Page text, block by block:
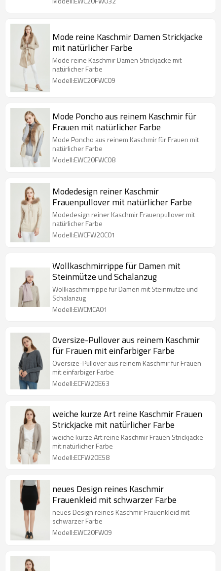
Mode reine Kaschmir Damen Strickjacke
mit natürlicher Farbe
Mode reine Kaschmir Damen Strickjacke mit
natürlicher Farbe
Modell:EWC20FWC09
Mode Poncho aus reinem Kaschmir für
Frauen mit natürlicher Farbe
Mode Poncho aus reinem Kaschmir für Frauen mit
natürlicher Farbe
Modell:EWC20FWC08
Modedesign reiner Kaschmir
Frauenpullover mit natürlicher Farbe
Modedesign reiner Kaschmir Frauenpullover mit
natürlicher Farbe
Modell:EWCFW20C01
Wollkaschmirrippe für Damen mit
Steinmütze und Schalanzug
Wollkaschmirrippe für Damen mit Steinmütze und
Schalanzug
Modell:EWCMCA01
Oversize-Pullover aus reinem Kaschmir
für Frauen mit einfarbiger Farbe
Oversize-Pullover aus reinem Kaschmir für Frauen
mit einfarbiger Farbe
Modell:ECFW20E63
weiche kurze Art reine Kaschmir Frauen
Strickjacke mit natürlicher Farbe
weiche kurze Art reine Kaschmir Frauen Strickjacke
mit natürlicher Farbe
Modell:ECFW20E58
neues Design reines Kaschmir
Frauenkleid mit schwarzer Farbe
neues Design reines Kaschmir Frauenkleid mit
schwarzer Farbe
Modell:EWC20FW09